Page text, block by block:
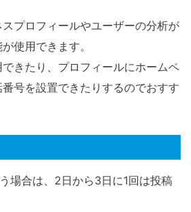
プロフィールやユーザーの分析が
使用できます。
きたり、プロフィールにホームペ
号を設置できたりするのでおすす
場合は、2日から3日に1回は投稿